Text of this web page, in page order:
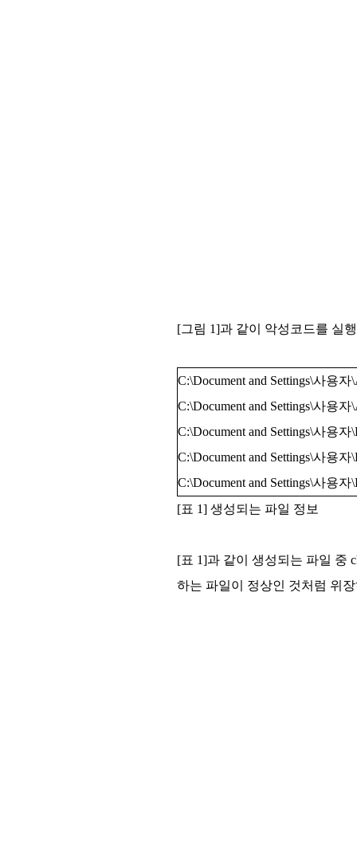
[그림 1]과 같이 악성코드를 실
C:\Document and Settings\사용자
C:\Document and Settings\사용자
C:\Document and Settings\사용자
C:\Document and Settings\사용자
C:\Document and Settings\사용
[표 1] 생성되는 파일 정보
[표 1]과 같이 생성되는 파일 중
하는 파일이 정상인 것처럼 위장